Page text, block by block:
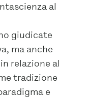
al
giudicate
ma anche
relazione al
tradizione
e